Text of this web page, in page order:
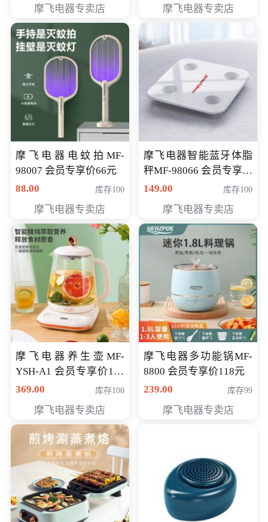
摩飞电器专卖店 摩飞电器专卖店
摩飞电器电蚊拍MF-
98007 会员专享价66元
88.00
库存100
摩飞电器专卖店
摩飞电器智能蓝牙体脂
秤MF-98066 会员专享价
98元
149.00 库存100
摩飞电器专卖店
摩飞电器养生壶MF-
YSH-A1 会员专享价198
元
369.00 库存100
摩飞电器专卖店
摩飞电器多功能锅MF-
8800 会员专享价118元
239.00
库存99
摩飞电器专卖店